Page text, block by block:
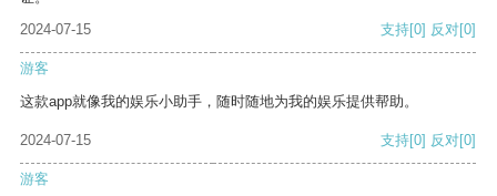
2024-07-15
支持[0] 反对[0]
游客
这款app就像我的娱乐小助手，随时随地为我的娱乐提供帮助。
2024-07-15 支持[0] 反对[0]
游客